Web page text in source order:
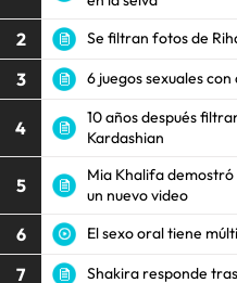
2 Se filtran fotos de
3 6 juegos sexuales
4
10 años después
Kardashian
5
Mia Khalifa demostró
un nuevo video
6 El sexo oral tiene
7 Shakira responde